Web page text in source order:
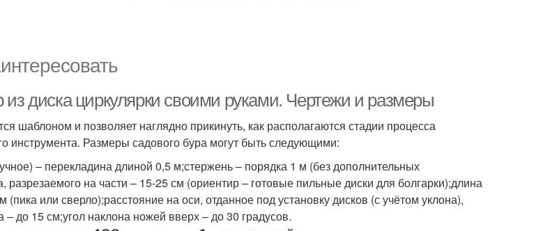
диска циркулярки своими руками. Чертежи и размеры
шаблоном и позволяет наглядно прикинуть, как располагаются стадии процесса
инструмента. Размеры садового бура могут быть следующими:
– перекладина длиной 0,5 м;стержень – порядка 1 м (без дополнительных
разрезаемого на части – 15-25 см (ориентир – готовые пильные диски для болгарки);длина
(пика или сверло);расстояние на оси, отданное под установку дисков (с учётом уклона),
– до 15 см;угол наклона ножей вверх – до 30 градусов.